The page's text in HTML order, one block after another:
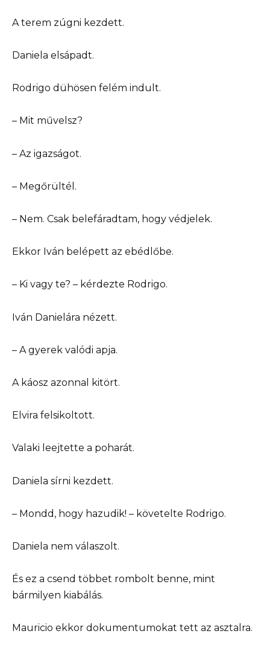
A terem zúgni kezdett.
Daniela elsápadt.
Rodrigo dühösen felém indult.
– Mit művelsz?
– Az igazságot.
– Megőrültél.
– Nem. Csak belefáradtam, hogy védjelek.
Ekkor Iván belépett az ebédlőbe.
– Ki vagy te? – kérdezte Rodrigo.
Iván Danielára nézett.
– A gyerek valódi apja.
A káosz azonnal kitört.
Elvira felsikoltott.
Valaki leejtette a poharát.
Daniela sírni kezdett.
– Mondd, hogy hazudik! – követelte Rodrigo.
Daniela nem válaszolt.
És ez a csend többet rombolt benne, mint
bármilyen kiabálás.
Mauricio ekkor dokumentumokat tett az asztalra.